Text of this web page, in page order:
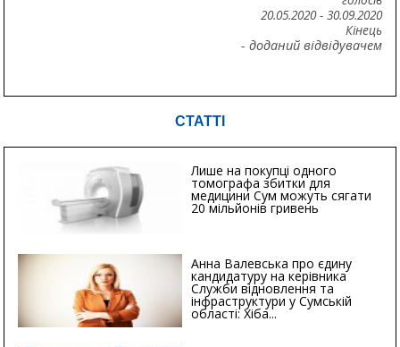
20.05.2020- 30.09.2020
Кінець
- доданий відвідувачем
СТАТТІ
Лише на покупці одного
томографа збитки для
медицини Сум можуть сягати
20 мільйонів гривень
Анна Валевська про єдину
кандидатуру на керівника
Служби відновлення та
інфраструктури у Сумській
області: Хіба...